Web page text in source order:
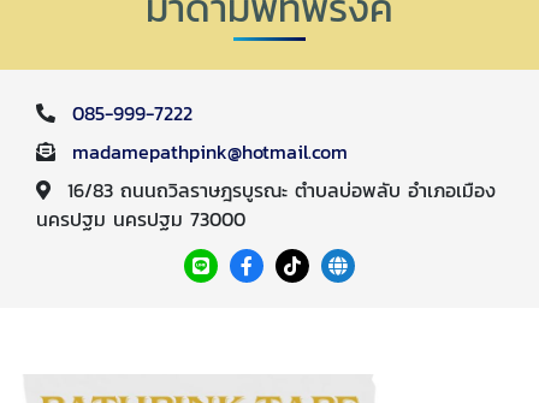
085-999-7222
madamepathpink@hotmail.com
16/83 ถนนถวิลราษฎรบูรณะ ตำบลบ่อพลับ อำเภอเมือง
นครปฐม นครปฐม 73000